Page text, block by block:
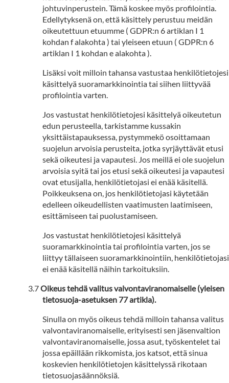
johtuvinperustein. Tämä koskee myös profilointia.
Edellytyksenä on, että käsittely perustuu meidän
oikeutettuun etuumme ( GDPR:n 6 artiklan I 1
kohdan f alakohta ) tai yleiseen etuun ( GDPR:n 6
artiklan I 1 kohdan e alakohta ).
Lisäksi voit milloin tahansa vastustaa henkilötietojesi
käsittelyä suoramarkkinointia tai siihen liittyvää
profilointia varten.
Jos vastustat henkilötietojesi käsittelyä oikeutetun
edun perusteella, tarkistamme kussakin
yksittäistapauksessa, pystymmekö osoittamaan
suojelun arvoisia perusteita, jotka syrjäyttävät etusi
sekä oikeutesi ja vapautesi. Jos meillä ei ole suojelun
arvoisia syitä tai jos etusi sekä oikeutesi ja vapautesi
ovat etusijalla, henkilötietojasi ei enää käsitellä.
Poikkeuksena on, jos henkilötietojasi käytetään
edelleen oikeudellisten vaatimusten laatimiseen,
esittämiseen tai puolustamiseen.
Jos vastustat henkilötietojesi käsittelyä
suoramarkkinointia tai profilointia varten, jos se
liittyy tällaiseen suoramarkkinointiin, henkilötietojasi
ei enää käsitellä näihin tarkoituksiin.
Oikeus tehdä valitus valvontaviranomaiselle (yleisen
tietosuoja-asetuksen 77 artikla).
Sinulla on myös oikeus tehdä milloin tahansa valitus
valvontaviranomaiselle, erityisesti sen jäsenvaltion
valvontaviranomaiselle, jossa asut, työskentelet tai
jossa epäillään rikkomista, jos katsot, että sinua
koskevien henkilötietojen käsittelyssä rikotaan
tietosuojasäännöksiä.